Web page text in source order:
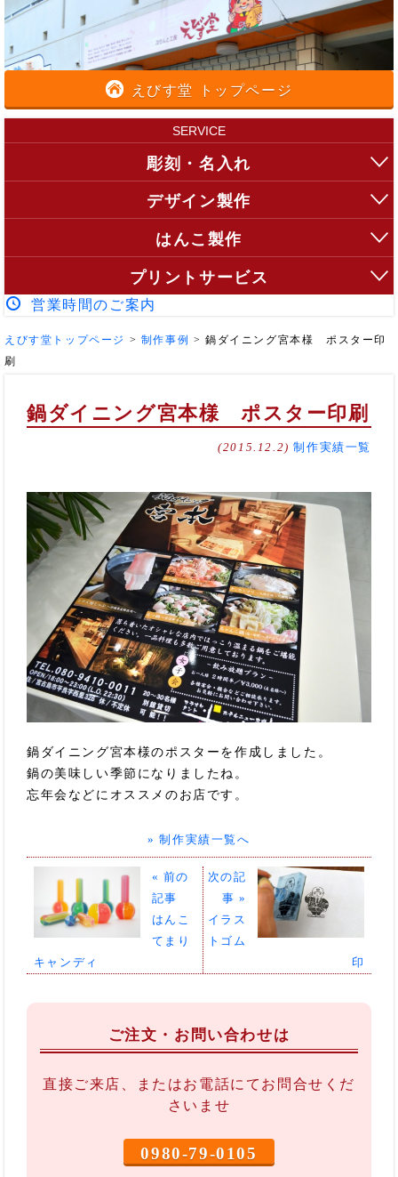
えびす堂 トップページ
SERVICE
彫刻・名入れ
デザイン製作
はんこ製作
プリントサービス
営業時間のご案内
えびす堂トップページ > 制作事例 >鍋ダイニング宮本様 ポスター印
刷
鍋ダイニング宮本様 ポスター印刷
(2015.12.2) 制作実績一覧
鍋ダイニング宮本様のポスターを作成しました。
鍋の美味しい季節になりましたね。
忘年会などにオススメのお店です。
» 制作実績一覧へ
« 前の
記事
はんこ
てまり
キャンディ
次の記
事 »
イラス
トゴム
印
ご注文・お問い合わせは
直接ご来店、またはお電話にてお問合せくだ
さいませ
0980-79-0105